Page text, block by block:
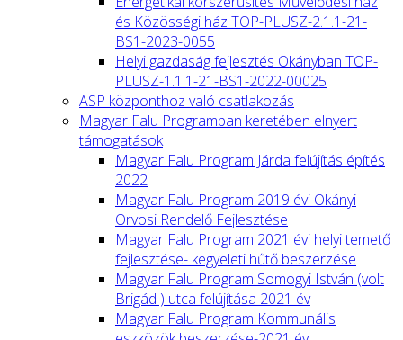
és Közösségi ház TOP-PLUSZ-2.1.1-21-
BS1-2023-0055
Helyi gazdaság fejlesztés Okányban TOP-
PLUSZ-1.1.1-21-BS1-2022-00025
ASP központhoz való csatlakozás
Magyar Falu Programban keretében elnyert
támogatások
Magyar Falu Program Járda felújítás építés
2022
Magyar Falu Program 2019 évi Okányi
Orvosi Rendelő Fejlesztése
Magyar Falu Program 2021 évi helyi temető
fejlesztése- kegyeleti hűtő beszerzése
Magyar Falu Program Somogyi István (volt
Brigád ) utca felújítása 2021 év
Magyar Falu Program Kommunális